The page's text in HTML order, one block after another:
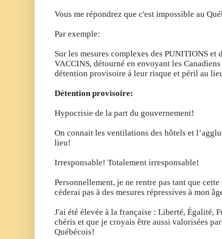
Vous me répondrez que c'est impossible au
Par exemple:
Sur les mesures complexes des PUNITIONS et
VACCINS, détourné en envoyant les
détention provisoire à leur risque et péril au
Détention provisoire:
Hypocrisie de la part du gouvernement!
On connait les ventilations des hôtels et
lieu!
Irresponsable! Totalement irresponsable!
Personnellement, je ne rentre pas tant que cette
céderai pas à des mesures répressives à mon
J'ai été élevée à la française : Liberté, Égalité,
chéris et que je croyais être aussi valorisées
Québécois!